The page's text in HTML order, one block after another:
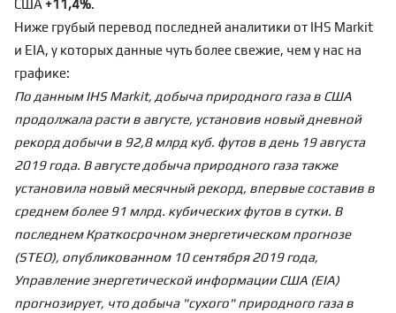
США +11,4%.
Ниже грубый перевод последней аналитики от IHS Markit
и EIA, у которых данные чуть более свежие, чем у нас на
графике:
По данным IHS Markit, добыча природного газа в США
продолжала расти в августе, установив новый дневной
рекорд добычи в 92,8 млрд куб. футов в день 19 августа
2019 года. В августе добыча природного газа также
установила новый месячный рекорд, впервые составив в
среднем более 91 млрд. кубических футов в сутки. В
последнем Краткосрочном энергетическом прогнозе
(STEO), опубликованном 10 сентября 2019 года,
Управление энергетической информации США (EIA)
прогнозирует, что добыча "сухого" природного газа в